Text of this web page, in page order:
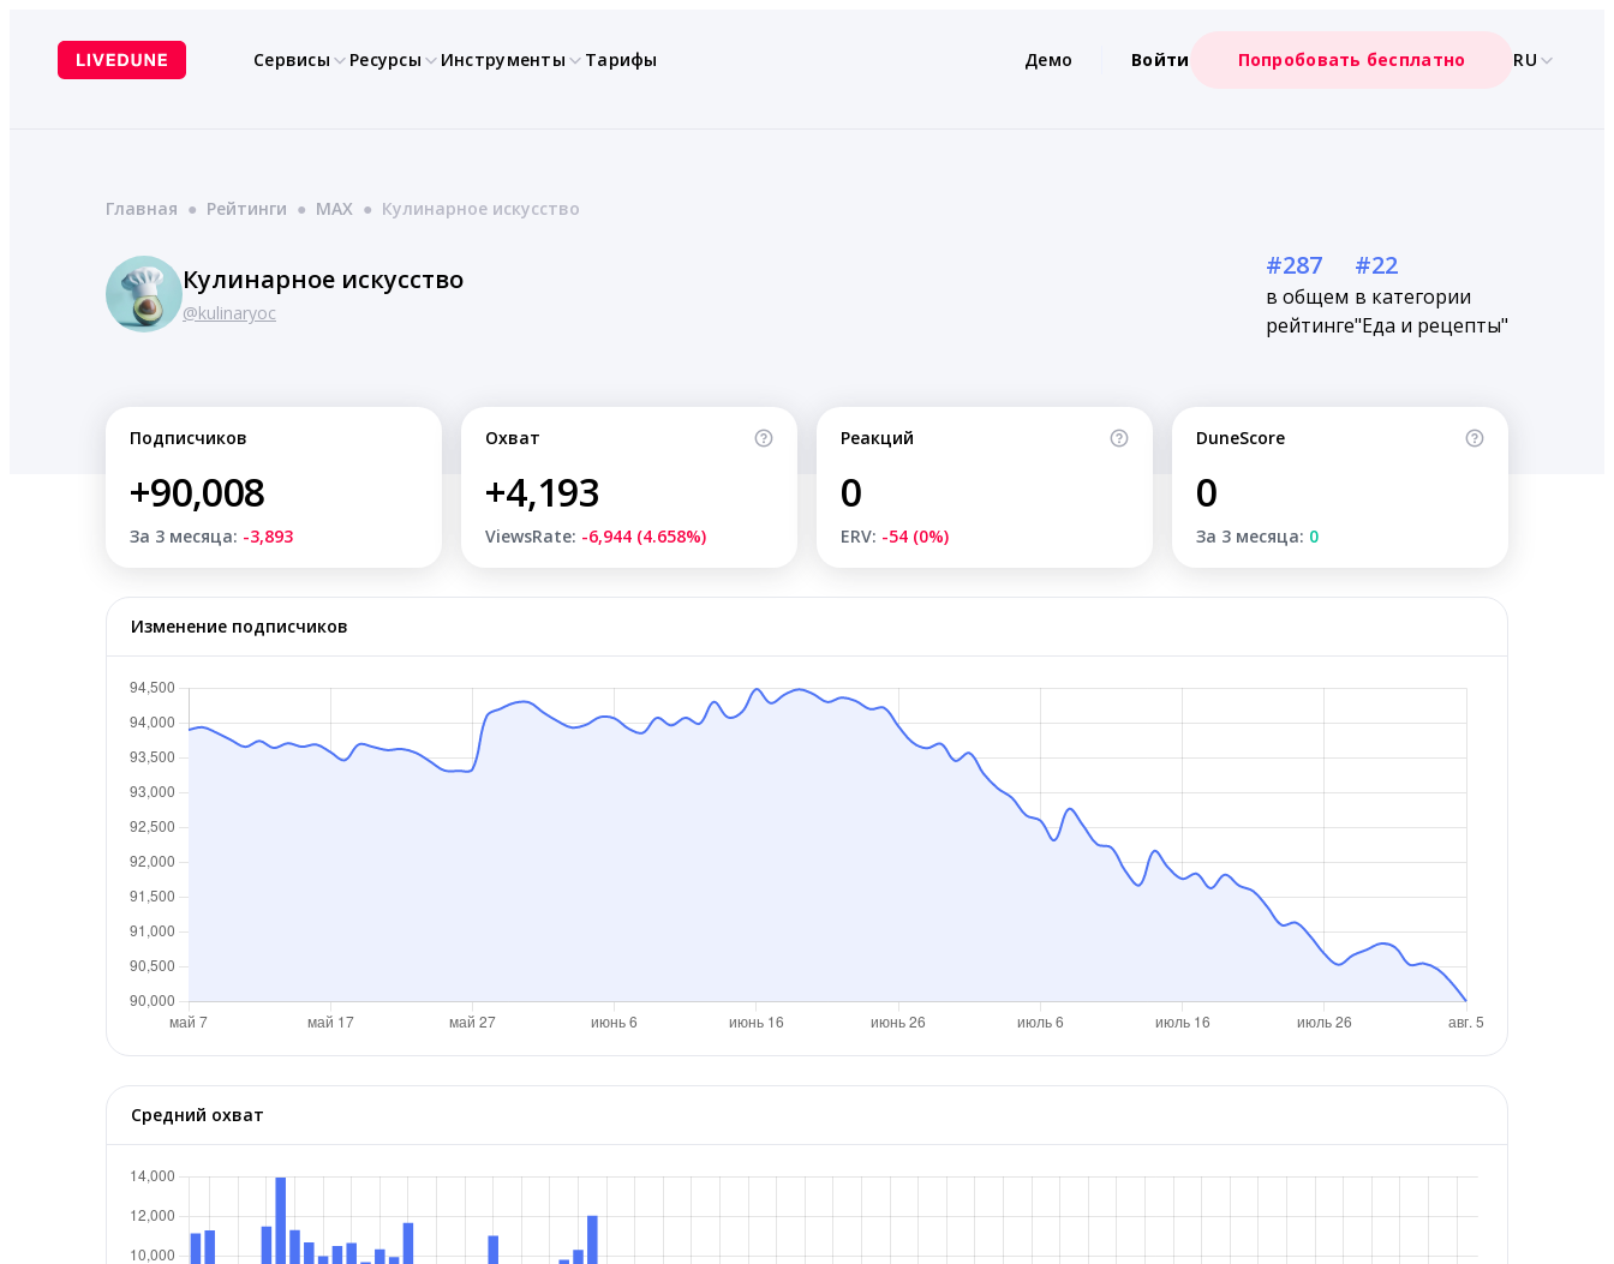
содержимому
Сервисы Ресурсы Инструменты Тарифы Демо Войти Попробовать бесплатно RU
Главная ● Рейтинги ● MAX ● Кулинарное искусство
Кулинарное искусство
@kulinaryoc
#287
в общем
рейтинге
#22
в категории
"Еда и рецепты"
Подписчиков
+90,008
За 3 месяца: -3,893
Охват
+4,193
ViewsRate: -6,944 (4.658%)
Реакций
0
ERV: -54 (0%)
DuneScore
0
За 3 месяца: 0
Изменение подписчиков
Средний охват